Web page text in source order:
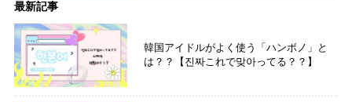
最新記事
韓国アイドルがよく使う「ハンボノ」と
は？？【진짜これで맞아ってる？？】